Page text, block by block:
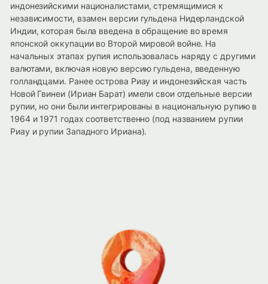
индонезийскими националистами, стремящимися к
независимости, взамен версии гульдена Нидерландской
Индии, которая была введена в обращение во время
японской оккупации во Второй мировой войне. На
начальных этапах рупия использовалась наряду с другими
валютами, включая новую версию гульдена, введенную
голландцами. Ранее острова Риау и индонезийская часть
Новой Гвинеи (Ириан Барат) имели свои отдельные версии
рупии, но они были интегрированы в национальную рупию в
1964 и 1971 годах соответственно (под названием рупии
Риау и рупии Западного Ириана).